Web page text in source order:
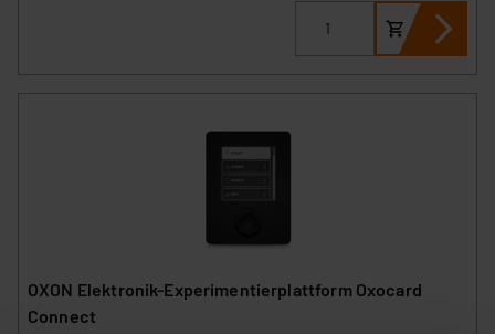
OXON Elektronik-Experimentierplattform Oxocard
Connect